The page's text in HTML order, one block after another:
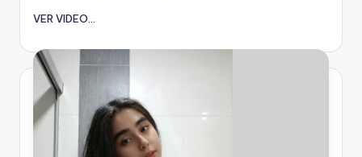
VER VIDEO...